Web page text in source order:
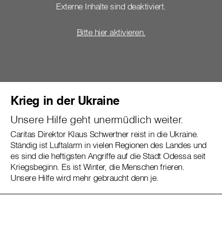
Externe Inhalte sind deaktiviert.
Bitte hier aktivieren.
Krieg in der Ukraine
Unsere Hilfe geht unermüdlich weiter.
Caritas Direktor Klaus Schwertner reist in die Ukraine.
Ständig ist Luftalarm in vielen Regionen des Landes und
es sind die heftigsten Angriffe auf die Stadt Odessa seit
Kriegsbeginn. Es ist Winter, die Menschen frieren.
Unsere Hilfe wird mehr gebraucht denn je.